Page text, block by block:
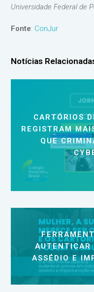
Universidade Federal de
Fonte: ConJur
Notícias
CARTÓRIOS
REGISTRAM
QUE
AUTENTICAR
ASSÉDIO E